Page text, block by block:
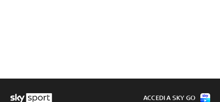
ACCEDI A SKY GO